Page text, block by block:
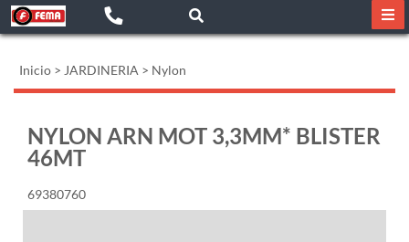
Inicio > JARDINERIA > Nylon
NYLON ARN MOT 3,3MM* BLISTER
46MT
69380760